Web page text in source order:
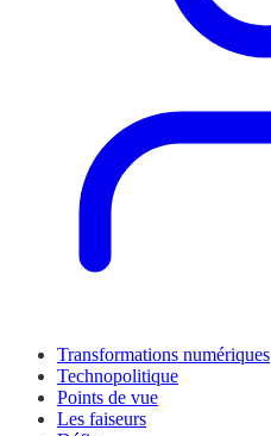
Transformations numériques
Technopolitique
Points de vue
Les faiseurs